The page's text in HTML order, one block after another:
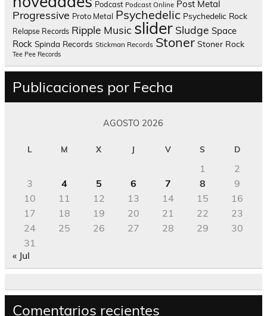
Podcast Podcast Online Post Metal
Progressive Proto Metal Psychedelic Psychedelic Rock
Relapse Records Ripple Music slider Sludge Space
Rock Spinda Records Stickman Records Stoner Stoner Rock
Tee Pee Records
Publicaciones por Fecha
AGOSTO 2026
L M X J V S D
1
2
3
4 5 6 7 8
9
10
11 12 13 14 15
16
17
18 19 20 21 22
23
24
25 26 27 28 29
30
31
« Jul
Comentarios recientes